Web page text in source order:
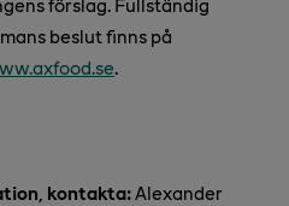
förslag. Fullständig
beslut finns på
.
kontakta:Alexander